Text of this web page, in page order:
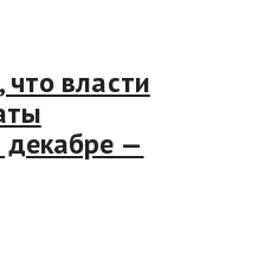
что власти
—